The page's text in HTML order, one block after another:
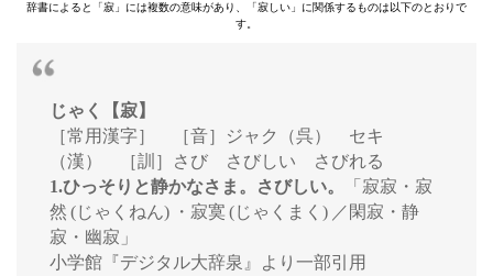
辞書によると「寂」には複数の意味があり、「寂しい」に関係するものは以下のとおりで
す。
じゃく【寂】
［常用漢字］ ［音］ジャク（呉） セキ
（漢） ［訓］さび さびしい さびれる
1.ひっそりと静かなさま。さびしい。
「寂寂・寂
然 (じゃくねん) ・寂寞 (じゃくまく) ／閑寂・静
寂・幽寂」
小学館『デジタル大辞泉』より一部引用